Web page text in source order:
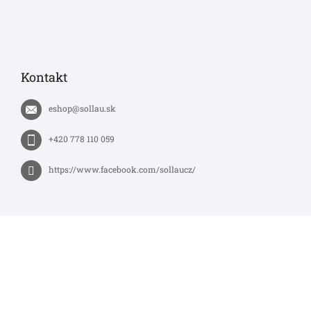
Kontakt
eshop@sollau.sk
+420 778 110 059
https://www.facebook.com/sollaucz/